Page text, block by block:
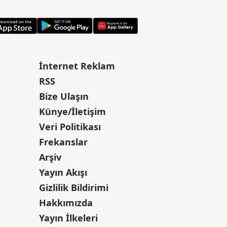
İnternet Reklam
RSS
Bize Ulaşın
Künye/İletişim
Veri Politikası
Frekanslar
Arşiv
Yayın Akışı
Gizlilik Bildirimi
Hakkımızda
Yayın İlkeleri